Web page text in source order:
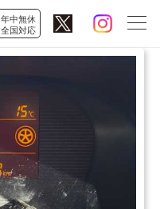
年中無休
全国対応